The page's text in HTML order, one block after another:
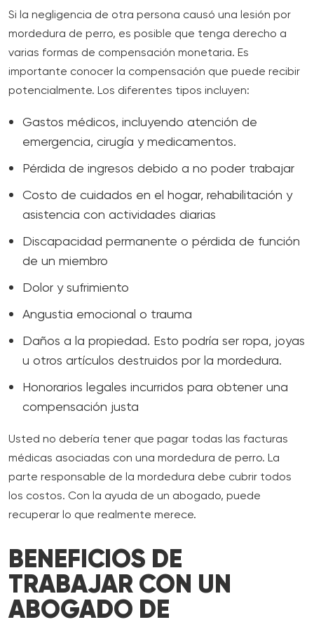
Si la negligencia de otra persona causó una lesión por
mordedura de perro, es posible que tenga derecho a
varias formas de compensación monetaria. Es
importante conocer la compensación que puede recibir
potencialmente. Los diferentes tipos incluyen:
Gastos médicos, incluyendo atención de
emergencia, cirugía y medicamentos.
Pérdida de ingresos debido a no poder trabajar
Costo de cuidados en el hogar, rehabilitación y
asistencia con actividades diarias
Discapacidad permanente o pérdida de función
de un miembro
Dolor y sufrimiento
Angustia emocional o trauma
Daños a la propiedad. Esto podría ser ropa, joyas
u otros artículos destruidos por la mordedura.
Honorarios legales incurridos para obtener una
compensación justa
Usted no debería tener que pagar todas las facturas
médicas asociadas con una mordedura de perro. La
parte responsable de la mordedura debe cubrir todos
los costos. Con la ayuda de un abogado, puede
recuperar lo que realmente merece.
BENEFICIOS DE
TRABAJAR CON UN
ABOGADO DE